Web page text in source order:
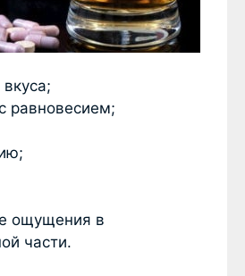
равновесием;
ощущения в
части.